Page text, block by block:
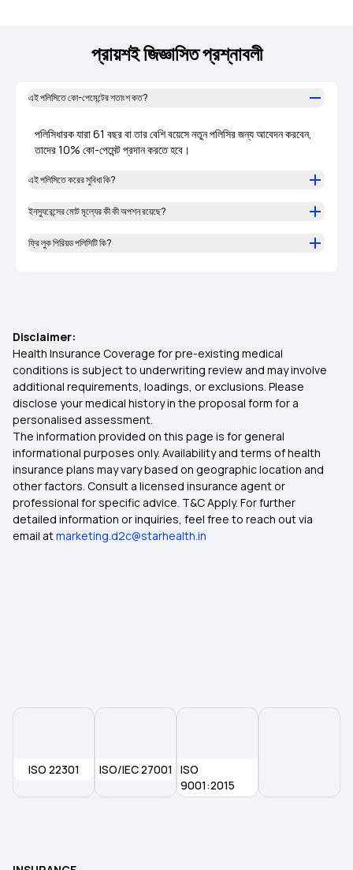
প্রায়শই জিজ্ঞাসিত প্রশ্নাবলী
এই পলিসিতে কো-পেমেন্টের শতাংশ কত?
পলিসিধারক যারা 61 বছর বা তার বেশি বয়েসে নতুন পলিসির জন্য আবেদন করবেন,
তাদের 10% কো-পেমেন্ট প্রদান করতে হবে।
এই পলিসিতে করের সুবিধা কি?
ইনস্যুরেন্সের মোট মূল্যের কী কী অপশন রয়েছে?
ফ্রি লুক পিরিয়ড পলিসিটি কি?
Disclaimer:
Health Insurance Coverage for pre-existing medical
conditions is subject to underwriting review and may involve
additional requirements, loadings, or exclusions. Please
disclose your medical history in the proposal form for a
personalised assessment.
The information provided on this page is for general
informational purposes only. Availability and terms of health
insurance plans may vary based on geographic location and
other factors. Consult a licensed insurance agent or
professional for specific advice. T&C Apply. For further
detailed information or inquiries, feel free to reach out via
email atmarketing.d2c@starhealth.in
ISO 22301 ISO/IEC 27001
ISO
9001:2015